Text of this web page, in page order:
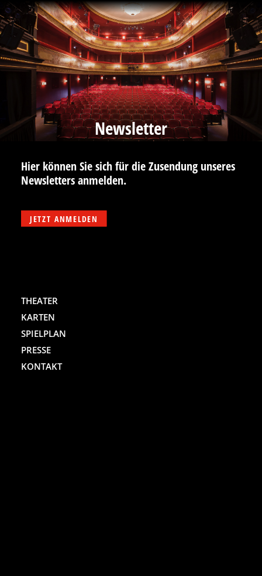
Newsletter
Hier können Sie sich für die Zusendung unseres
Newsletters anmelden.
JETZT ANMELDEN
THEATER
KARTEN
SPIELPLAN
PRESSE
KONTAKT